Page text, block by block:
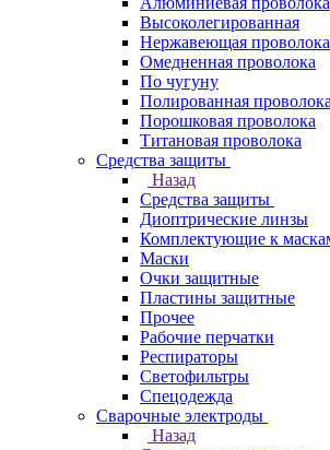
Высоколегированная
Нержавеющая проволока
Омедненная проволока
По чугуну
Полированная проволока
Порошковая проволока
Титановая проволока
Средства защиты
Назад
Средства защиты
Диоптрические линзы
Комплектующие к
Маски
Очки защитные
Пластины защитные
Прочее
Рабочие перчатки
Респираторы
Светофильтры
Спецодежда
Сварочные электроды
Назад